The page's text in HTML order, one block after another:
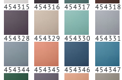
454315 454316 454317 454318
454328 454329 454330 454331
454344 454345 454346 454347